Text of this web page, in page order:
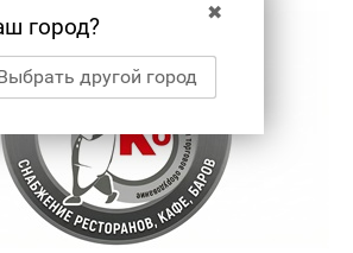
✖
город?
другой город